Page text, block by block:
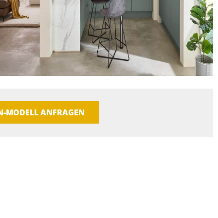
MODELL ANFRAGEN